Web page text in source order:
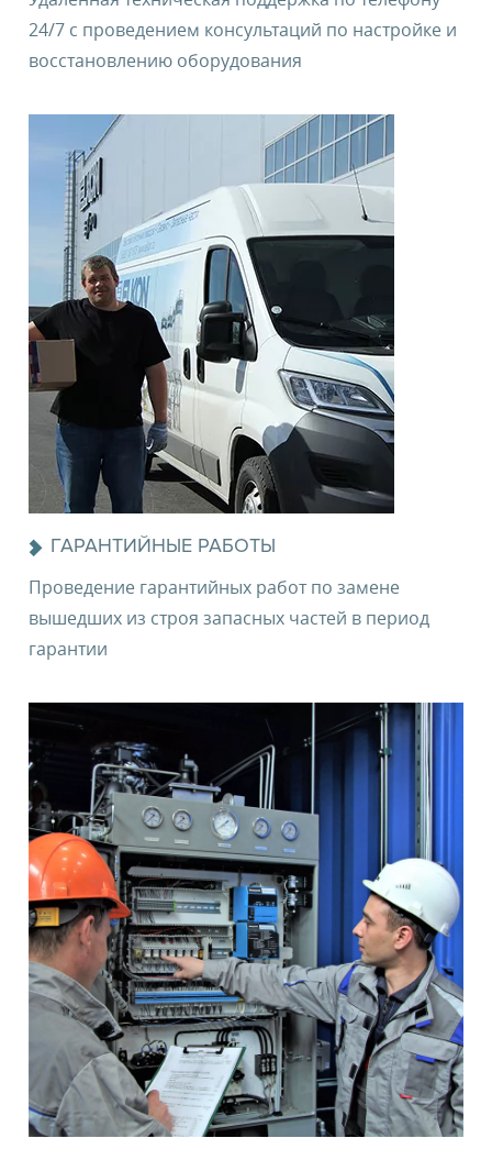
24/7 с проведением консультаций по настройке и
восстановлению оборудования
ГАРАНТИЙНЫЕ РАБОТЫ
Проведение гарантийных работ по замене
вышедших из строя запасных частей в период
гарантии